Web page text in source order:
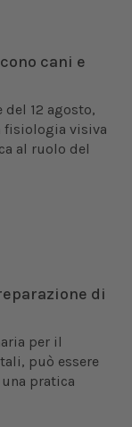
cani e
12 agosto,
fisiologia visiva
al ruolo del
di
per il
può essere
pratica